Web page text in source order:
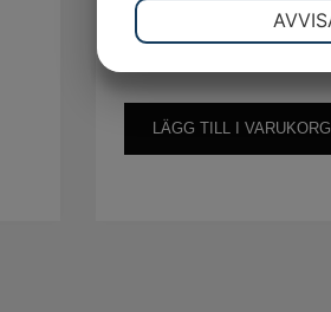
Kylvätska VCS-2
382kr
LÄGG TILL I VARUKORG